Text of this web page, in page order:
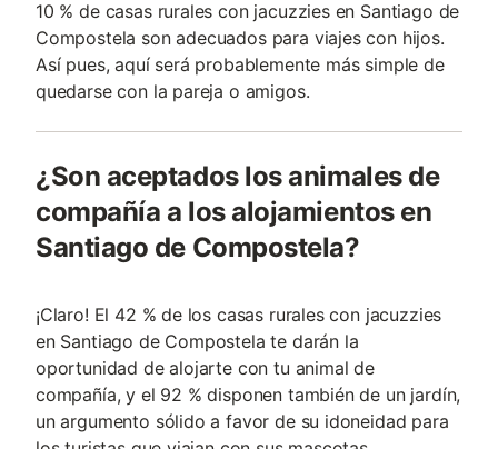
10 % de casas rurales con jacuzzies en Santiago de
Compostela son adecuados para viajes con hijos.
Así pues, aquí será probablemente más simple de
quedarse con la pareja o amigos.
¿Son aceptados los animales de
compañía a los alojamientos en
Santiago de Compostela?
¡Claro! El 42 % de los casas rurales con jacuzzies
en Santiago de Compostela te darán la
oportunidad de alojarte con tu animal de
compañía, y el 92 % disponen también de un jardín,
un argumento sólido a favor de su idoneidad para